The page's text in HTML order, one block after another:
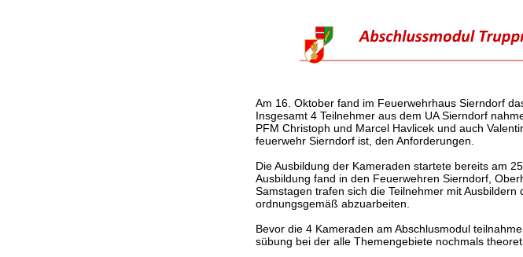
Am 16. Oktober fand im Feuerwehrhaus Sierndorf
Insgesamt 4 Teilnehmer aus dem UA Sierndorf
PFM Christoph und Marcel Havlicek und auch
feuerwehr Sierndorf ist, den Anforderungen.
Die Ausbildung der Kameraden startete bereits am
Ausbildung fand in den Feuerwehren Sierndorf,
Samstagen trafen sich die Teilnehmer mit
ordnungsgemäß abzuarbeiten.
Bevor die 4 Kameraden am Abschlusmodul
sübung bei der alle Themengebiete nochmals